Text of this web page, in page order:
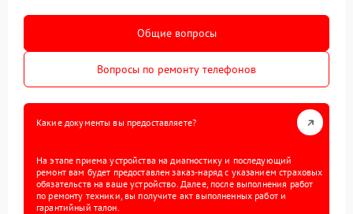
Общие вопросы
Вопросы по ремонту телефонов
Какие документы вы предоставляете?
На этапе приема устройства на диагностику и последующий
ремонт вам будет предоставлен заказ-наряд с указанием страховых
обязательств на ваше устройство. Далее, после выполнения работ
по ремонту техники, вы получите акт выполненных работ и
гарантийный талон.